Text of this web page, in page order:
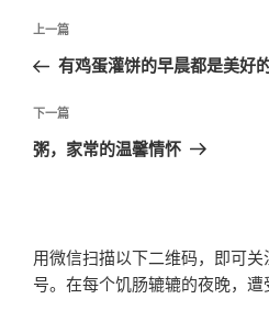
文
导
航
上
一
文
章
上一篇
有鸡蛋灌饼的早晨都是美好
下
一
下一篇
粥，家常的温馨情怀
用微信扫描以下二维码，即可
号。在每个饥肠辘辘的夜晚，遭